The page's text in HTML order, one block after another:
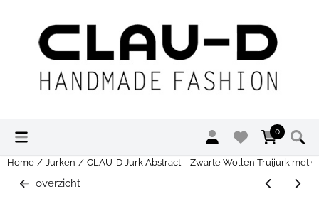
0
Home / Jurken / CLAU-D Jurk Abstract – Zwarte Wollen Truijurk met
overzicht